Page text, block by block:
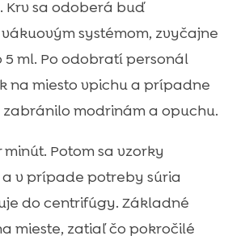
Krv sa odoberá buď
systémom, zvyčajne
5 ml. Po odobratí personál
na miesto vpichu a prípadne
modrinám a opuchu.
Potom sa vzorky
v prípade potreby súria
do centrifúgy. Základné
mieste, zatiaľ čo pokročilé